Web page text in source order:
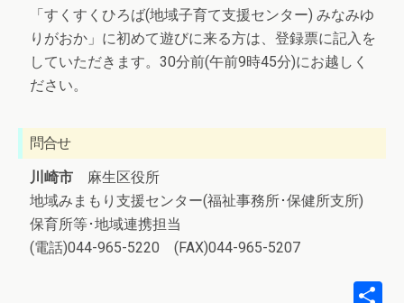
「すくすくひろば(地域子育て支援センター) みなみゆ
りがおか」に初めて遊びに来る方は、登録票に記入を
していただきます。30分前(午前9時45分)にお越しく
ださい。
問合せ
川崎市 麻生区役所
地域みまもり支援センター(福祉事務所･保健所支所)
保育所等･地域連携担当
(電話)044-965-5220 (FAX)044-965-5207